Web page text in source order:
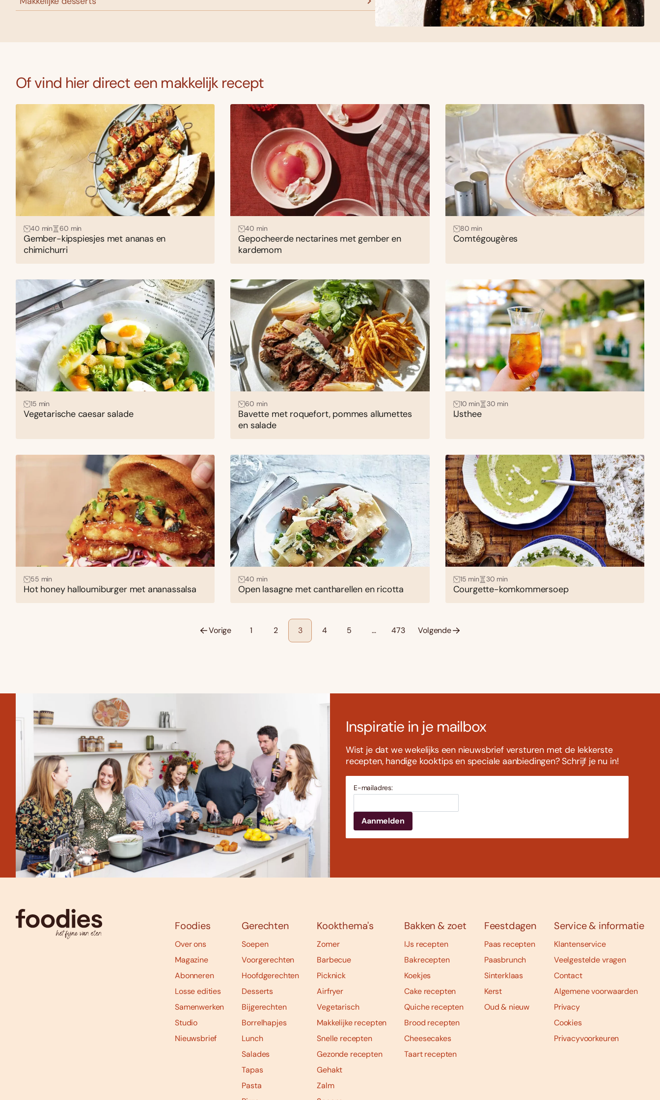
Of vind hier direct een makkelijk recept
40 min 60 min
Gember-kipspiesjes met ananas en
chimichurri
40 min
Gepocheerde nectarines met gember en
kardemom
80 min
Comtégougères
15 min
Vegetarische caesar salade
60 min
Bavette met roquefort, pommes allumettes
en salade
10 min 30 min
IJsthee
55 min
Hot honey halloumiburger met ananassalsa
40 min
Open lasagne met cantharellen en ricotta
15 min 30 min
Courgette-komkommersoep
Vorige 1 2 3 4 5 … 473 Volgende
Inspiratie in je mailbox
Wist je dat we wekelijks een nieuwsbrief versturen met de lekkerste
recepten, handige kooktips en speciale aanbiedingen? Schrijf je nu in!
E-mailadres:
Foodies
Over ons
Magazine
Abonneren
Losse edities
Samenwerken
Studio
Nieuwsbrief
Gerechten
Soepen
Voorgerechten
Hoofdgerechten
Desserts
Bijgerechten
Borrelhapjes
Lunch
Salades
Tapas
Pasta
Kookthema's
Zomer
Barbecue
Picknick
Airfryer
Vegetarisch
Makkelijke recepten
Snelle recepten
Gezonde recepten
Gehakt
Zalm
Bakken & zoet
IJs recepten
Bakrecepten
Koekjes
Cake recepten
Quiche recepten
Brood recepten
Cheesecakes
Taart recepten
Feestdagen
Paas recepten
Paasbrunch
Sinterklaas
Kerst
Oud & nieuw
Service & informatie
Klantenservice
Veelgestelde vragen
Contact
Algemene voorwaarden
Privacy
Cookies
Privacyvoorkeuren